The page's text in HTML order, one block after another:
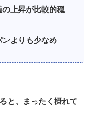
の上昇が比較的穏
ンよりも少なめ
と、まったく摂れて